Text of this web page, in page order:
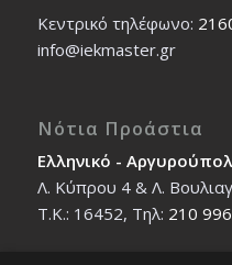
Κεντρικό τηλέφωνο:
info@iekmaster.gr
Νότια Προάστια
Ελληνικό -
Λ. Κύπρου 4 & Λ.
T.K.: 16452, Τηλ: 210